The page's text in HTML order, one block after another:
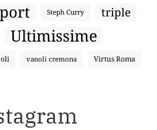
Steph Curry triple
Ultimissime
vanoli cremona Virtus Roma